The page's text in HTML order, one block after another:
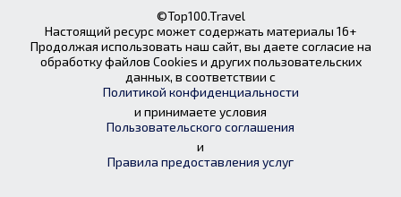
©Top100.Travel
Настоящий ресурс может содержать материалы 16+
Продолжая использовать наш сайт, вы даете согласие на
обработку файлов Cookies и других пользовательских
данных, в соответствии с
Политикой конфиденциальности
и принимаете условия
Пользовательского соглашения
и
Правила предоставления услуг